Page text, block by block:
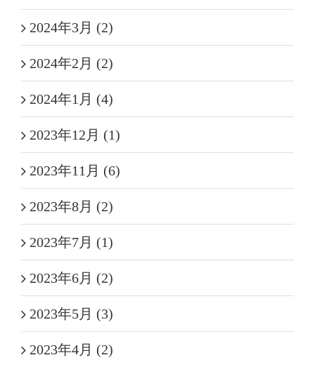
2024年3月 (2)
2024年2月 (2)
2024年1月 (4)
2023年12月 (1)
2023年11月 (6)
2023年8月 (2)
2023年7月 (1)
2023年6月 (2)
2023年5月 (3)
2023年4月 (2)